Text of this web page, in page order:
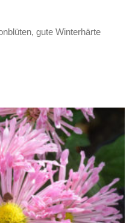
gute Winterhärte